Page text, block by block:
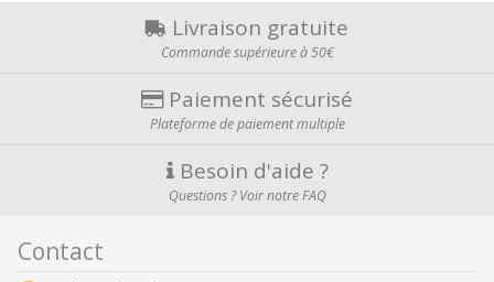
Livraison gratuite
Commande supérieure à 50€
Paiement sécurisé
Plateforme de paiement multiple
Besoin d'aide ?
Questions ? Voir notre FAQ
Contact